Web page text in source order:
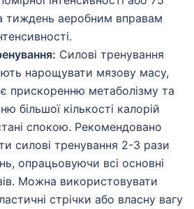
тиждень аеробним вправам
Силові тренування
нарощувати мязову масу,
прискоренню метаболізму та
більшої кількості калорій
спокою. Рекомендовано
силові тренування 2-3 рази
опрацьовуючи всі основні
Можна використовувати
стрічки або власну вагу